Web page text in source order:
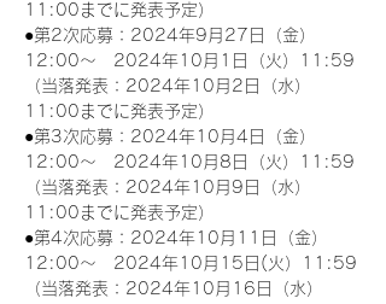
11:00までに発表予定）
●第2次応募：2024年9月27日（金）
12:00～　2024年10月1日（火）11:59
（当落発表：2024年10月2日（水）
11:00までに発表予定）
●第3次応募：2024年10月4日（金）
12:00～　2024年10月8日（火）11:59
（当落発表：2024年10月9日（水）
11:00までに発表予定）
●第4次応募：2024年10月11日（金）
12:00～　2024年10月15日(火）11:59
（当落発表：2024年10月16日（水）